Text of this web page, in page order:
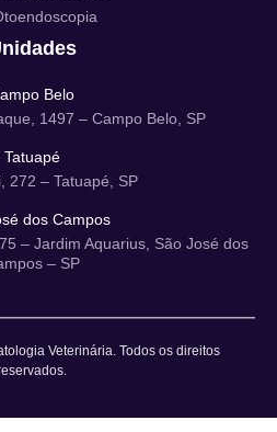
Belo
1497 – Campo Belo, SP
Tatuapé
272 – Tatuapé, SP
dos Campos
– Jardim Aquarius, São José dos
– SP
Veterinária. Todos os direitos